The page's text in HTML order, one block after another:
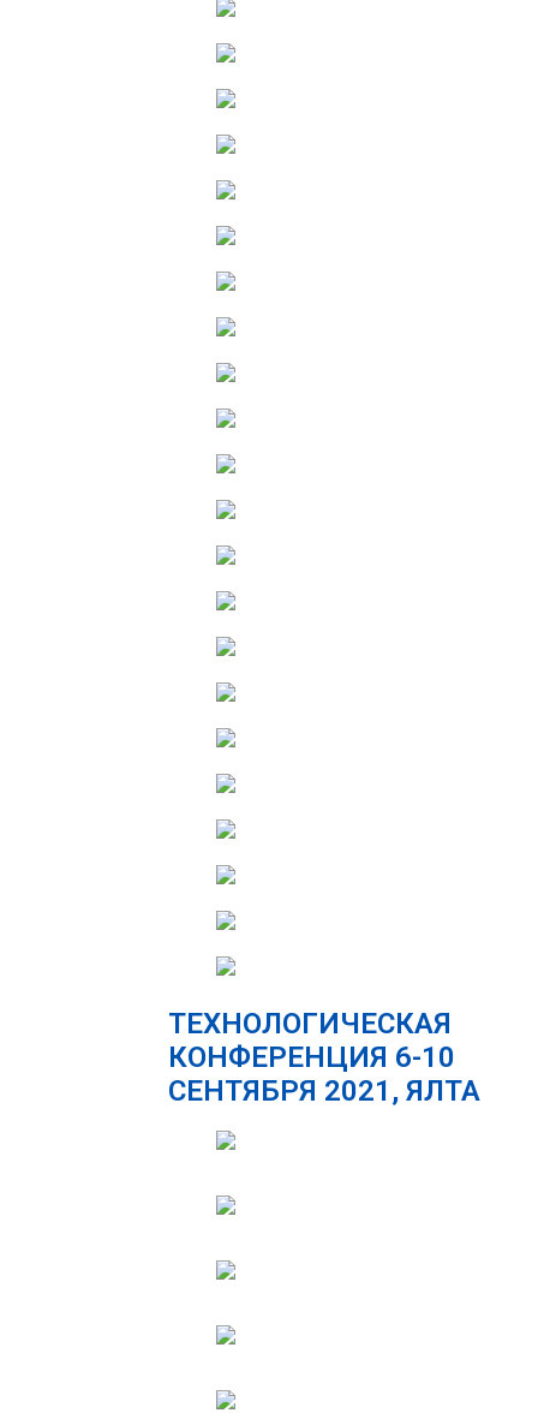
ТЕХНОЛОГИЧЕСКАЯ
КОНФЕРЕНЦИЯ 6-10
СЕНТЯБРЯ 2021, ЯЛТА